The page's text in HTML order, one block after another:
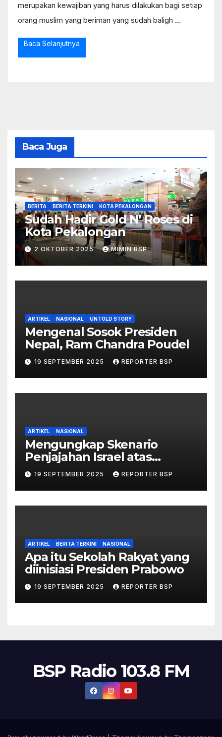
merupakan kewajiban yang harus dilakukan bagi setiap
orang muslim yang beriman yang sudah baligh ...
Baca Selanjutnya
Baca Juga
BERITA BERITA TERKINI KOTA PEKALONGAN
Sudah Hadir Gold N’ Roses di
Kota Pekalongan
2 OKTOBER 2025 MIMIN BSP
ARTIKEL NASIONAL UNTOLD STORY
Mengenal Sosok Presiden
Nepal, Ram Chandra Poudel
19 SEPTEMBER 2025 REPORTER BSP
ARTIKEL NASIONAL
Mengungkap Skenario
Penjajahan Israel atas
Palestina dalam Buku Ilan
Pappé
19 SEPTEMBER 2025 REPORTER BSP
ARTIKEL BERITA TERKINI NASIONAL
Apa itu Sekolah Rakyat yang
diinisiasi Presiden Prabowo
19 SEPTEMBER 2025 REPORTER BSP
BSP Radio 103.8 FM